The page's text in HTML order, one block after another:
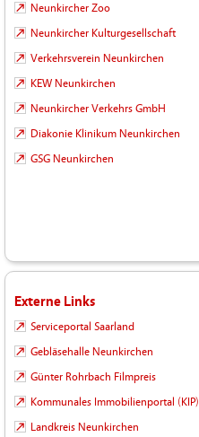
Neunkircher Zoo
Neunkircher Kulturgesellschaft
Verkehrsverein Neunkirchen
KEW Neunkirchen
Neunkircher Verkehrs GmbH
Diakonie Klinikum Neunkirchen
GSG Neunkirchen
Externe Links
Serviceportal Saarland
Gebläsehalle Neunkirchen
Günter Rohrbach Filmpreis
Kommunales Immobilienportal (KIP)
Landkreis Neunkirchen